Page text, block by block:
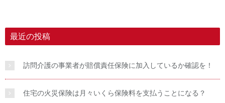
最近の投稿
訪問介護の事業者が賠償責任保険に加入しているか確認を！
住宅の火災保険は月々いくら保険料を支払うことになる？